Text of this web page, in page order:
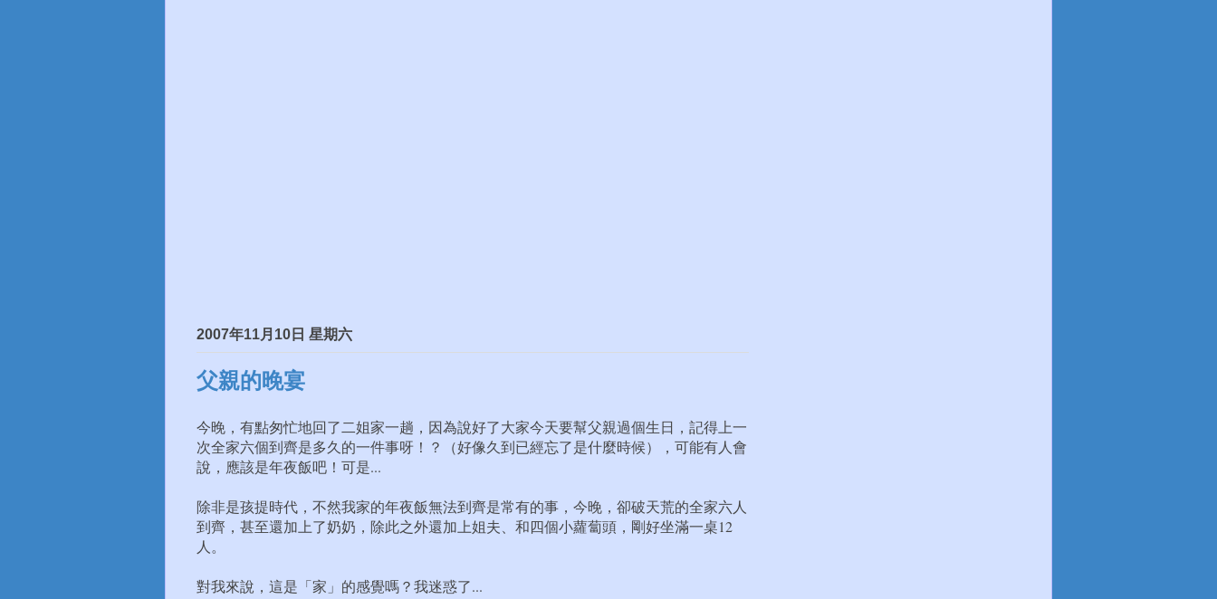
2007年11月10日 星期六
父親的晚宴
今晚，有點匆忙地回了二姐家一趟，因為說好了大家今天要幫父親過個生日，記得上一
次全家六個到齊是多久的一件事呀！？（好像久到已經忘了是什麼時候），可能有人會
說，應該是年夜飯吧！可是...
除非是孩提時代，不然我家的年夜飯無法到齊是常有的事，今晚，卻破天荒的全家六人
到齊，甚至還加上了奶奶，除此之外還加上姐夫、和四個小蘿蔔頭，剛好坐滿一桌12
人。
對我來說，這是「家」的感覺嗎？我迷惑了...